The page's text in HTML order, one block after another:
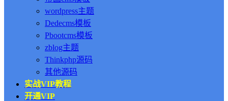
wordpress主题
Dedecms模板
Pbootcms模板
zblog主题
Thinkphp源码
其他源码
实战VIP教程
开通VIP